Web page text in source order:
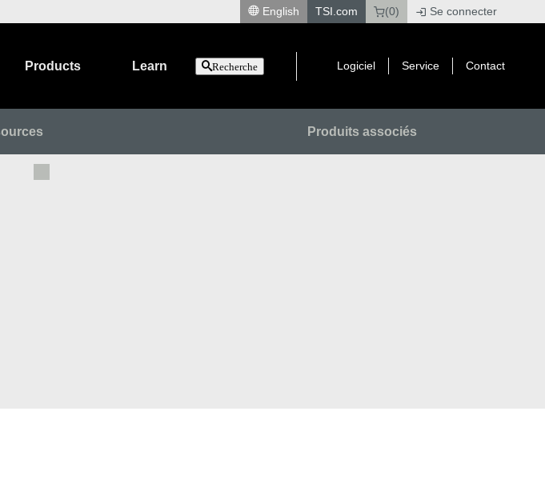
English TSI.com (0) Se connecter
Products Learn Recherche Logiciel Service Contact
Produits associés